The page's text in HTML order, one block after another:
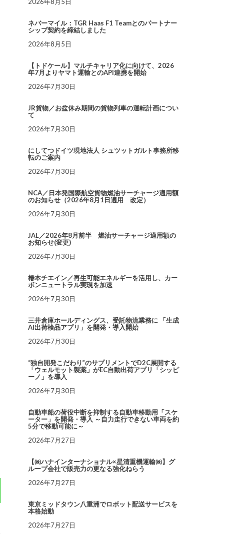
ネバーマイル：TGR Haas F1 Teamとのパートナー
シップ契約を締結しました
2026年8月5日
【トドケール】マルチキャリア化に向けて、2026
年7月よりヤマト運輸とのAPI連携を開始
2026年7月30日
JR貨物／お盆休み期間の貨物列車の運転計画につい
て
2026年7月30日
にしてつドイツ現地法人 シュツットガルト事務所移
転のご案内
2026年7月30日
NCA／日本発国際航空貨物燃油サーチャージ適用額
のお知らせ（2026年8月1日適用 改定）
2026年7月30日
JAL／2026年8月前半 燃油サーチャージ適用額の
お知らせ(変更)
2026年7月30日
椿本チエイン／再生可能エネルギーを活用し、カー
ボンニュートラル実現を加速
2026年7月30日
三井倉庫ホールディングス、受託物流業務に 「生成
AI出荷検品アプリ」を開発・導入開始
2026年7月30日
“独自開発こだわり”のサプリメントでD2C展開する
「ウェルモット製薬」がEC自動出荷アプリ「シッピ
ーノ」を導入
2026年7月30日
自動車船の荷役中断を抑制する自動車移動用「スケ
ーター」を開発・導入 ～自力走行できない車両を約
5分で移動可能に～
2026年7月27日
【㈱ハナインターナショナル×星清重機運輸㈱】グ
ループ会社で販売力の更なる強化ねらう
2026年7月27日
東京ミッドタウン八重洲でロボット配送サービスを
本格始動
2026年7月27日